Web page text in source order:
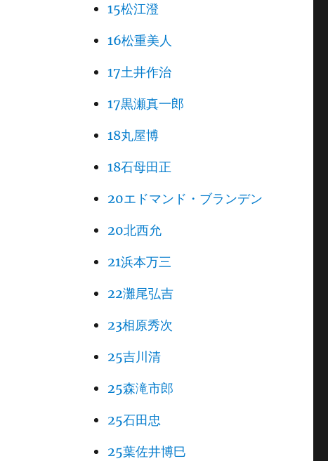
15松江澄
16松重美人
17土井作治
17黒瀬真一郎
18丸屋博
18石母田正
20エドマンド・ブランデン
20北西允
21浜本万三
22灘尾弘吉
23相原秀次
25吉川清
25森滝市郎
25石田忠
25葉佐井博巳